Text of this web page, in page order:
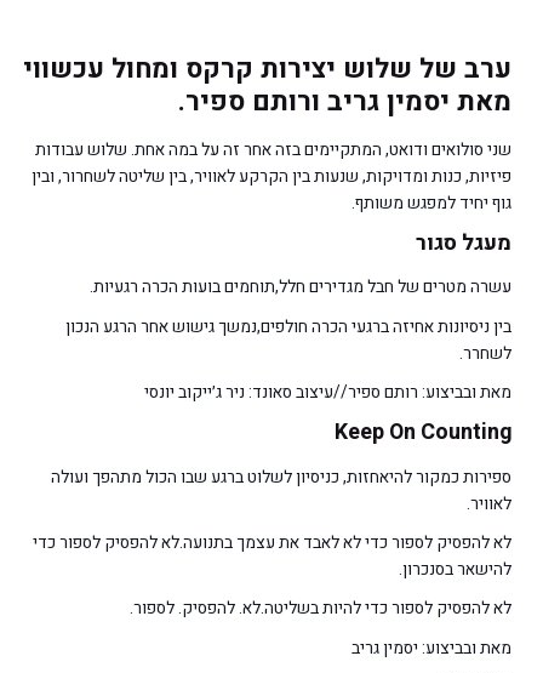
ערב של שלוש יצירות קרקס ומחול עכשווי
מאת יסמין גריב ורותם ספיר.
שני סולואים ודואט, המתקיימים בזה אחר זה על במה אחת. שלוש עבודות
פיזיות, כנות ומדויקות, שנעות בין הקרקע לאוויר, בין שליטה לשחרור, ובין
גוף יחיד למפגש משותף.
מעגל סגור
עשרה מטרים של חבל מגדירים חלל,תוחמים בועות הכרה רגעיות.
בין ניסיונות אחיזה ברגעי הכרה חולפים,נמשך גישוש אחר הרגע הנכון
לשחרר.
מאת ובביצוע: רותם ספיר//עיצוב סאונד: ניר ג׳ייקוב יונסי
Keep On Counting
ספירות כמקור להיאחזות, כניסיון לשלוט ברגע שבו הכול מתהפך ועולה
לאוויר.
לא להפסיק לספור כדי לא לאבד את עצמך בתנועה.לא להפסיק לספור כדי
להישאר בסנכרון.
לא להפסיק לספור כדי להיות בשליטה.לא. להפסיק. לספור.
מאת ובביצוע: יסמין גריב